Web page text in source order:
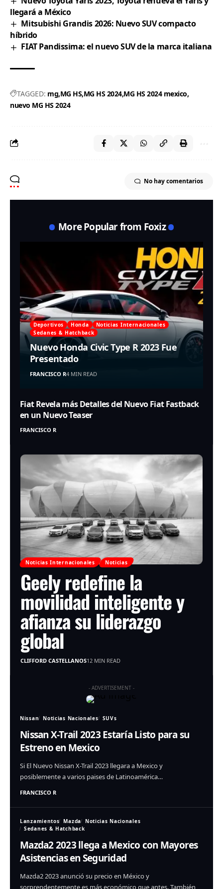
llegará a México
Mitsubishi Grandis 2026: Nuevo SUV compacto
híbrido
FIAT Pandissima: el nuevo SUV de la marca italiana
TAGGED: mg MG HS MG HS 2024 MG HS 2024 mexico
nuevo MG HS 2024
No hay comentarios
More Popular from Foxiz
Deportivos Honda
Noticias Internacionales
Sedanes & Hatchback
Nuevo Honda Civic Type R 2023 Fue
Presentado
FRANCISCO R4 MIN READ
Fiat Revela más Detalles del Nuevo Fiat Fastback
en un Nuevo Teaser
FRANCISCO R
Noticias Internacionales Noticias
Geely redefine la
movilidad inteligente y
afianza su liderazgo
global
CLIFFORD CASTELLANOS12 MIN READ
- ADVERTISEMENT -
Nissan Noticias Nacionales SUVs
Nissan X-Trail 2023 Estaría Listo para su
Estreno en Mexico
Si El Nuevo Nissan X-Trail 2023 llegara a Mexico y
posiblemente a varios paises de Latinoamérica…
FRANCISCO R
Lanzamientos Mazda
Noticias Nacionales
Sedanes & Hatchback
Mazda2 2023 llega a Mexico con Mayores
Asistencias en Seguridad
Mazda2 2023 anunció su precio en México y
sorprendentemente es más económico que antes. También